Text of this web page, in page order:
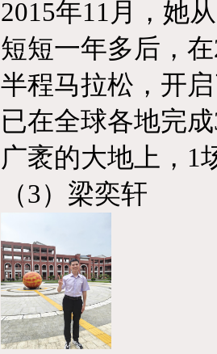
2015年11月，她
短短一年多后，
半程马拉松，开
已在全球各地完
广袤的大地上，1
（3）梁奕轩